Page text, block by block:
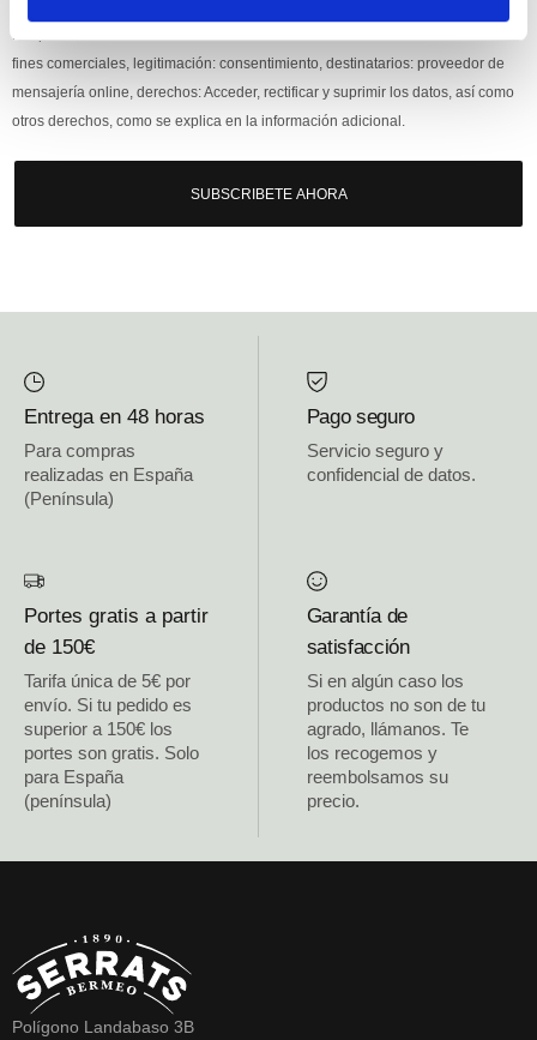
Responsable: HIJOS DE JOSÉ SERRATS S.A. Finalidad: tratamientos con
fines comerciales, legitimación: consentimiento, destinatarios: proveedor de
mensajería online, derechos: Acceder, rectificar y suprimir los datos, así como
otros derechos, como se explica en la información adicional.
SUBSCRIBETE AHORA
Entrega en 48 horas
Para compras
realizadas en España
(Península)
Pago seguro
Servicio seguro y
confidencial de datos.
Portes gratis a partir
de 150€
Tarifa única de 5€ por
envío. Si tu pedido es
superior a 150€ los
portes son gratis. Solo
para España
(península)
Garantía de
satisfacción
Si en algún caso los
productos no son de tu
agrado, llámanos. Te
los recogemos y
reembolsamos su
precio.
Polígono Landabaso 3B